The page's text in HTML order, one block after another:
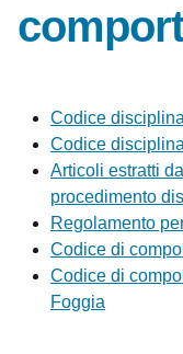
Codice
Codice
Articoli estratti
procedimento
Regolamento
Codice di
Codice di
Foggia